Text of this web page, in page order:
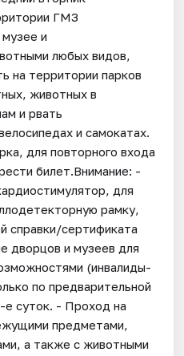
ГМЗ
и
любых видов,
на территории парков
животных в
и рвать
и самокатах.
для повторного входа
билет.Внимание: -
для
рамку,
справки/сертификата
дворцов и музеев для
(инвалиды-
по предварительной
е суток. - Проход на
предметами,
а также с животными